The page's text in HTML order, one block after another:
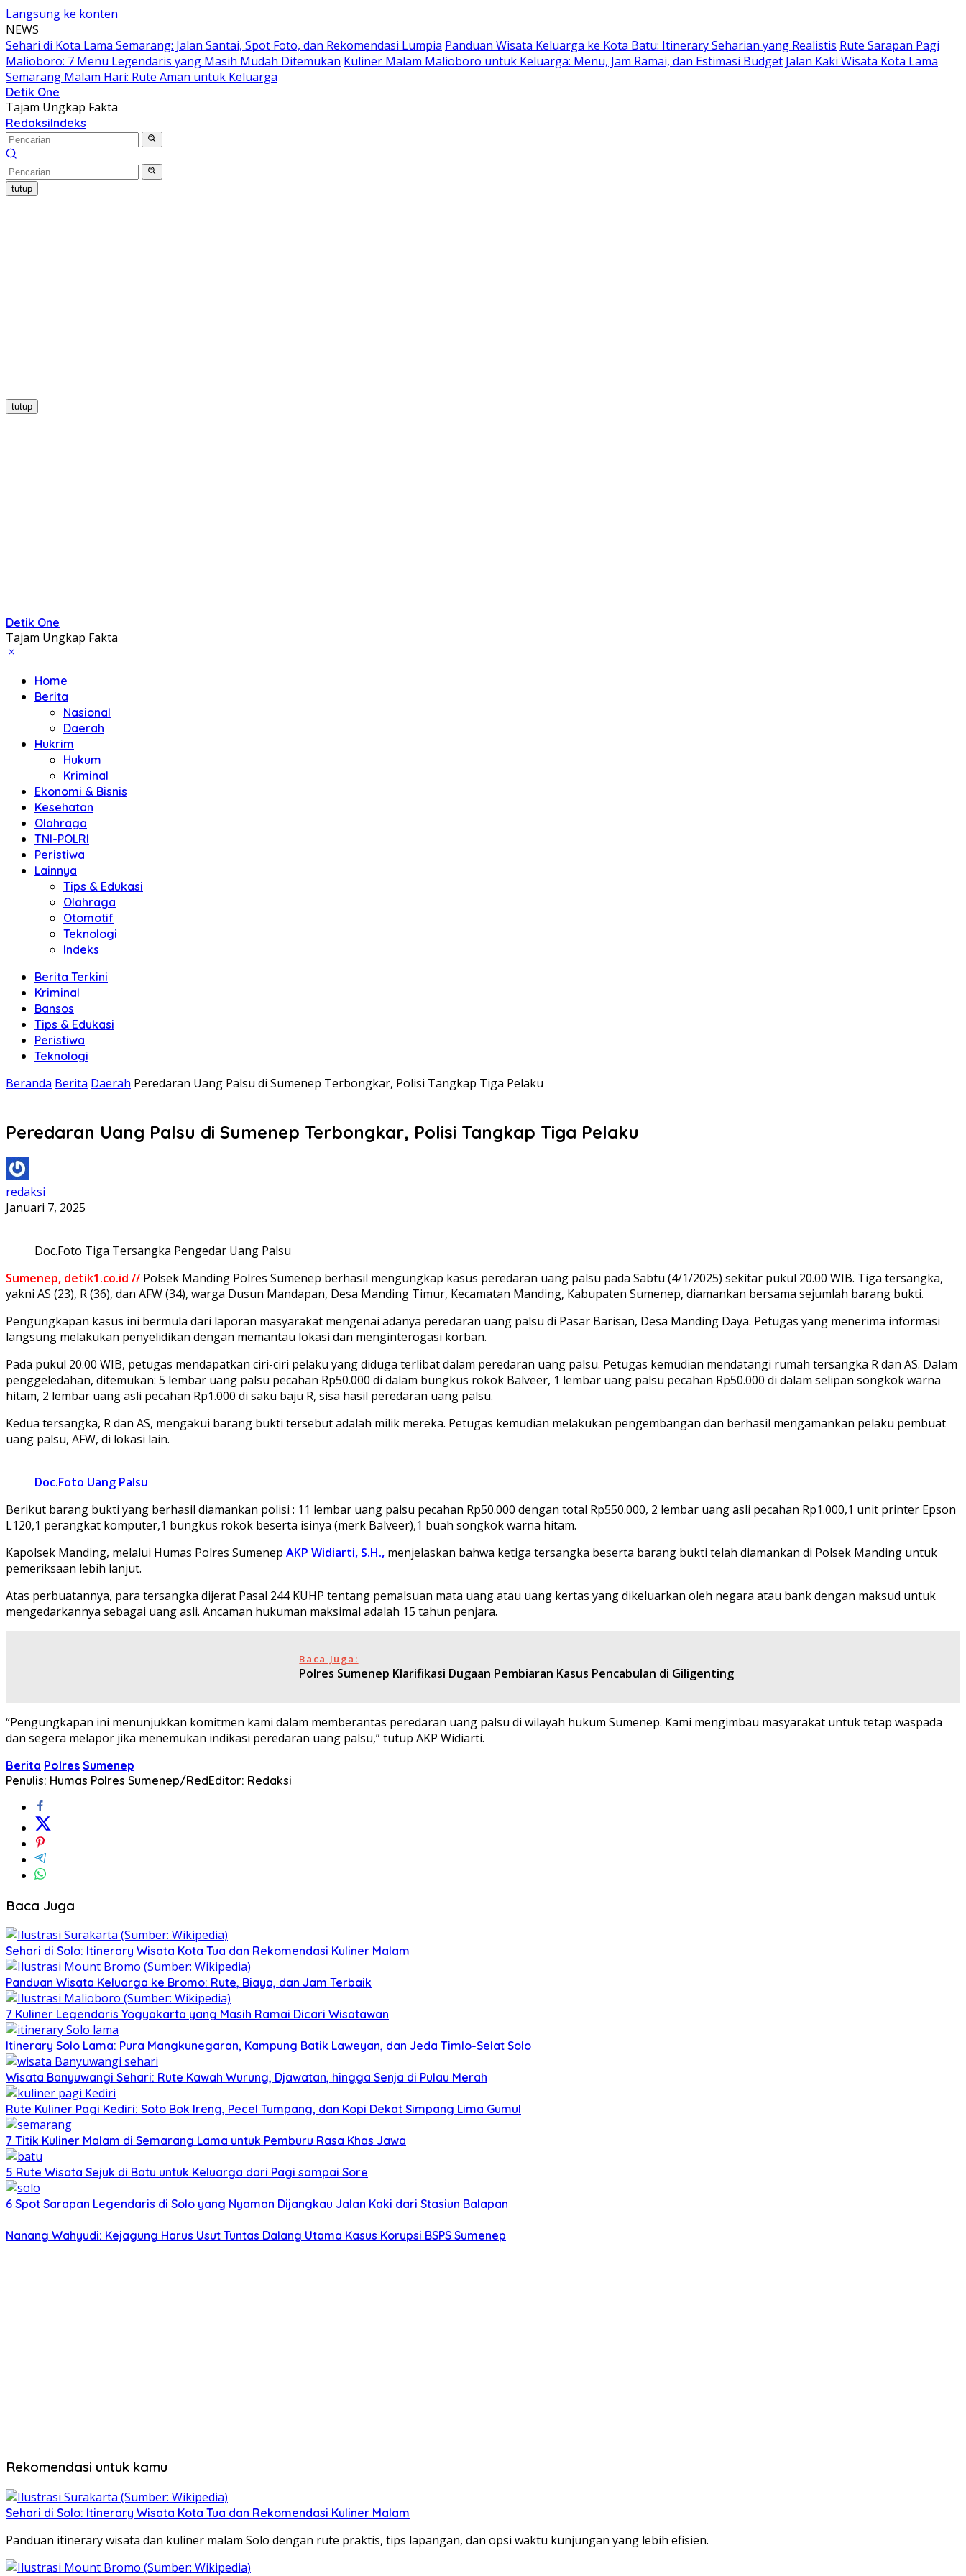
Langsung ke konten
NEWS
Sehari di Kota Lama Semarang: Jalan Santai, Spot Foto, dan Rekomendasi Lumpia Panduan Wisata Keluarga ke Kota Batu: Itinerary Seharian yang Realistis Rute Sarapan Pagi
Malioboro: 7 Menu Legendaris yang Masih Mudah Ditemukan Kuliner Malam Malioboro untuk Keluarga: Menu, Jam Ramai, dan Estimasi Budget Jalan Kaki Wisata Kota Lama
Semarang Malam Hari: Rute Aman untuk Keluarga
Detik One
Tajam Ungkap Fakta
RedaksiIndeks
tutup
tutup
Detik One
Tajam Ungkap Fakta
Home
Berita
Nasional
Daerah
Hukrim
Hukum
Kriminal
Ekonomi & Bisnis
Kesehatan
Olahraga
TNI-POLRI
Peristiwa
Lainnya
Tips & Edukasi
Olahraga
Otomotif
Teknologi
Indeks
Berita Terkini
Kriminal
Bansos
Tips & Edukasi
Peristiwa
Teknologi
Beranda Berita Daerah Peredaran Uang Palsu di Sumenep Terbongkar, Polisi Tangkap Tiga Pelaku
Peredaran Uang Palsu di Sumenep Terbongkar, Polisi Tangkap Tiga Pelaku
redaksi
Januari 7, 2025
Doc.Foto Tiga Tersangka Pengedar Uang Palsu
Sumenep, detik1.co.id // Polsek Manding Polres Sumenep berhasil mengungkap kasus peredaran uang palsu pada Sabtu (4/1/2025) sekitar pukul 20.00 WIB. Tiga tersangka,
yakni AS (23), R (36), dan AFW (34), warga Dusun Mandapan, Desa Manding Timur, Kecamatan Manding, Kabupaten Sumenep, diamankan bersama sejumlah barang bukti.
Pengungkapan kasus ini bermula dari laporan masyarakat mengenai adanya peredaran uang palsu di Pasar Barisan, Desa Manding Daya. Petugas yang menerima informasi
langsung melakukan penyelidikan dengan memantau lokasi dan menginterogasi korban.
Pada pukul 20.00 WIB, petugas mendapatkan ciri-ciri pelaku yang diduga terlibat dalam peredaran uang palsu. Petugas kemudian mendatangi rumah tersangka R dan AS. Dalam
penggeledahan, ditemukan: 5 lembar uang palsu pecahan Rp50.000 di dalam bungkus rokok Balveer, 1 lembar uang palsu pecahan Rp50.000 di dalam selipan songkok warna
hitam, 2 lembar uang asli pecahan Rp1.000 di saku baju R, sisa hasil peredaran uang palsu.
Kedua tersangka, R dan AS, mengakui barang bukti tersebut adalah milik mereka. Petugas kemudian melakukan pengembangan dan berhasil mengamankan pelaku pembuat
uang palsu, AFW, di lokasi lain.
Doc.Foto Uang Palsu
Berikut barang bukti yang berhasil diamankan polisi : 11 lembar uang palsu pecahan Rp50.000 dengan total Rp550.000, 2 lembar uang asli pecahan Rp1.000,1 unit printer Epson
L120,1 perangkat komputer,1 bungkus rokok beserta isinya (merk Balveer),1 buah songkok warna hitam.
Kapolsek Manding, melalui Humas Polres Sumenep AKP Widiarti, S.H., menjelaskan bahwa ketiga tersangka beserta barang bukti telah diamankan di Polsek Manding untuk
pemeriksaan lebih lanjut.
Atas perbuatannya, para tersangka dijerat Pasal 244 KUHP tentang pemalsuan mata uang atau uang kertas yang dikeluarkan oleh negara atau bank dengan maksud untuk
mengedarkannya sebagai uang asli. Ancaman hukuman maksimal adalah 15 tahun penjara.
Baca Juga:
Polres Sumenep Klarifikasi Dugaan Pembiaran Kasus Pencabulan di Giligenting
“Pengungkapan ini menunjukkan komitmen kami dalam memberantas peredaran uang palsu di wilayah hukum Sumenep. Kami mengimbau masyarakat untuk tetap waspada
dan segera melapor jika menemukan indikasi peredaran uang palsu,” tutup AKP Widiarti.
Berita Polres Sumenep
Penulis: Humas Polres Sumenep/RedEditor: Redaksi
Baca Juga
Sehari di Solo: Itinerary Wisata Kota Tua dan Rekomendasi Kuliner Malam
Panduan Wisata Keluarga ke Bromo: Rute, Biaya, dan Jam Terbaik
7 Kuliner Legendaris Yogyakarta yang Masih Ramai Dicari Wisatawan
Itinerary Solo Lama: Pura Mangkunegaran, Kampung Batik Laweyan, dan Jeda Timlo-Selat Solo
Wisata Banyuwangi Sehari: Rute Kawah Wurung, Djawatan, hingga Senja di Pulau Merah
Rute Kuliner Pagi Kediri: Soto Bok Ireng, Pecel Tumpang, dan Kopi Dekat Simpang Lima Gumul
7 Titik Kuliner Malam di Semarang Lama untuk Pemburu Rasa Khas Jawa
5 Rute Wisata Sejuk di Batu untuk Keluarga dari Pagi sampai Sore
6 Spot Sarapan Legendaris di Solo yang Nyaman Dijangkau Jalan Kaki dari Stasiun Balapan
Nanang Wahyudi: Kejagung Harus Usut Tuntas Dalang Utama Kasus Korupsi BSPS Sumenep
Rekomendasi untuk kamu
Sehari di Solo: Itinerary Wisata Kota Tua dan Rekomendasi Kuliner Malam
Panduan itinerary wisata dan kuliner malam Solo dengan rute praktis, tips lapangan, dan opsi waktu kunjungan yang lebih efisien.